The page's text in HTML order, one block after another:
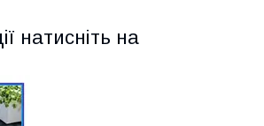
натисніть на